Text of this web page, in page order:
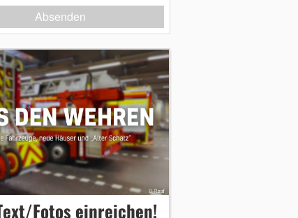
Absenden
Fotos einreichen!